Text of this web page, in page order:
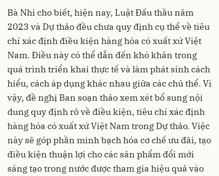
Bà Nhi cho biết, hiện nay, Luật Đấu thầu năm
2023 và Dự thảo đều chưa quy định cụ thể về tiêu
chí xác định điều kiện hàng hóa có xuất xứ Việt
Nam. Điều này có thể dẫn đến khó khăn trong
quá trình triển khai thực tế và làm phát sinh cách
hiểu, cách áp dụng khác nhau giữa các chủ thể. Vì
vậy, đề nghị Ban soạn thảo xem xét bổ sung nội
dung quy định rõ về điều kiện, tiêu chí xác định
hàng hóa có xuất xứ Việt Nam trong Dự thảo. Việc
này sẽ góp phần minh bạch hóa cơ chế ưu đãi, tạo
điều kiện thuận lợi cho các sản phẩm đổi mới
sáng tạo trong nước được tham gia hiệu quả vào